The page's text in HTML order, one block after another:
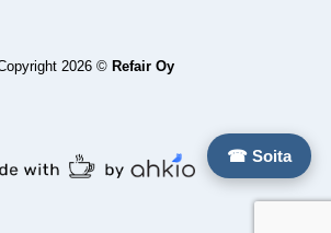
☎ Soita
2026 © Refair Oy